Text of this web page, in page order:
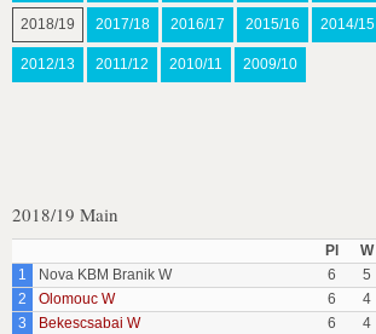
2018/19 2017/18 2016/17 2015/16 2014/15
2012/13 2011/12 2010/11 2009/10
2018/19 Main
Pl W
1
Nova KBM Branik W 6 5
2
Olomouc W 6 4
3
Bekescsabai W 6 4